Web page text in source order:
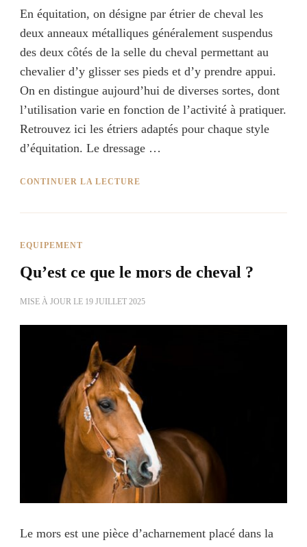
En équitation, on désigne par étrier de cheval les
deux anneaux métalliques généralement suspendus
des deux côtés de la selle du cheval permettant au
chevalier d’y glisser ses pieds et d’y prendre appui.
On en distingue aujourd’hui de diverses sortes, dont
l’utilisation varie en fonction de l’activité à pratiquer.
Retrouvez ici les étriers adaptés pour chaque style
d’équitation. Le dressage …
CONTINUER LA LECTURE
EQUIPEMENT
Qu’est ce que le mors de cheval ?
MISE À JOUR LE 19 JUILLET 2025
Le mors est une pièce d’acharnement placé dans la